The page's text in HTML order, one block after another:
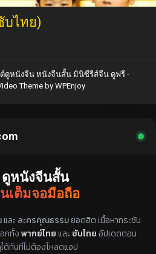
บไทย)
ต์ดูหนังจีน หนังจีนสั้น มินิซีรีส์จีน ดูฟรี -
Themeby WPEnjoy
ดูหนังจีนสั้น
เต็มจอมือถือ
ากย์ไทย ซับไทย
และ ละครคุณธรรมยอดฮิต เนื้อหากระชับ
กทั้งพากย์ไทยและ ซับไทยอัปเดตตอน
ด้ทันทีไม่ต้องโหลดแอป